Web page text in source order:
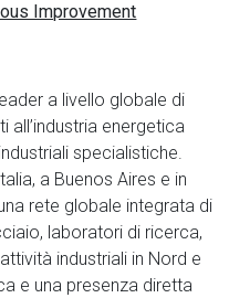
Improvement
a livello globale di
all’industria energetica
specialistiche.
a Buenos Aires e in
rete globale integrata di
laboratori di ricerca,
industriali in Nord e
e una presenza diretta